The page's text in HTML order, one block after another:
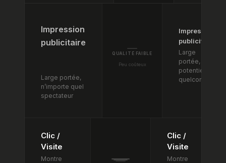
Impression
publicitaire
Large portée,
n’importe quel
spectateur
QUALITÉ FAIBLE
Peu coûteux
Impression
publicitaire
Large
portée, fan
potentiel
quelconque
Clic /
Visite
Montre
Clic /
Visite
Montre